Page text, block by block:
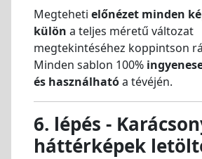
Megteheti előnézet minden
külön a teljes méretű változat
megtekintéséhez koppintson
Minden sablon 100%
és használhatóa tévéjén.
6. lépés -
háttérképek